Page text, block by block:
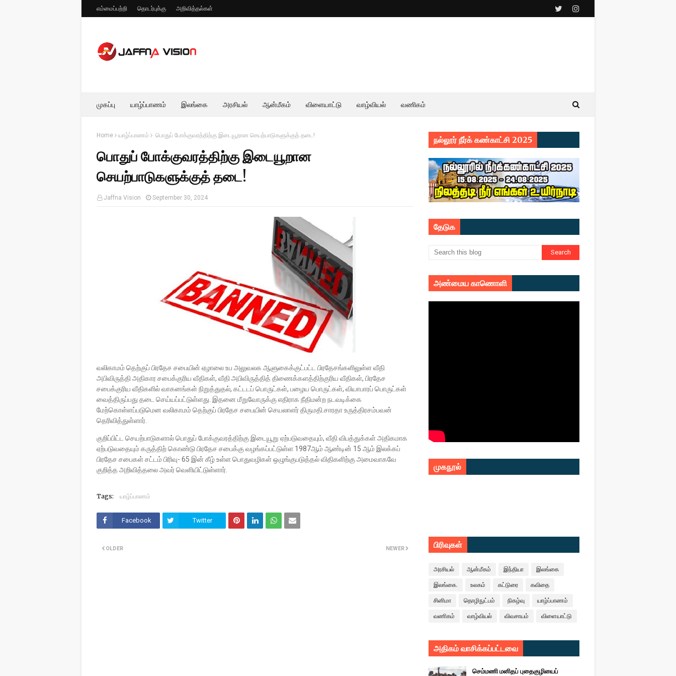
எம்மைப்பற்றி தொடர்புக்கு அறிவித்தல்கள்
முகப்பு யாழ்ப்பாணம் இலங்கை அரசியல் ஆன்மீகம் விளையாட்டு வாழ்வியல் வணிகம்
Home யாழ்ப்பாணம் பொதுப் போக்குவரத்திற்கு இடையூறான செயற்பாடுகளுக்குத் தடை!
பொதுப் போக்குவரத்திற்கு இடையூறான
செயற்பாடுகளுக்குத் தடை!
Jaffna Vision September 30, 2024
வலிகாமம் தெற்குப் பிரதேச சபையின் ஏழாலை உப அலுவலக ஆளுகைக்குட்பட்ட பிரதேசங்களிலுள்ள வீதி
அபிவிருத்தி அதிகார சபைக்குரிய வீதிகள், வீதி அபிவிருத்தித் திணைக்களத்திற்குரிய வீதிகள், பிரதேச
சபைக்குரிய வீதிகளில் வாகனங்கள் நிறுத்துதல், கட்டடப் பொருட்கள், பழைய பொருட்கள், வியாபாரப் பொருட்கள்
வைத்திருப்பது தடை செய்யப்பட்டுள்ளது. இதனை மீறுவோருக்கு எதிராக நீதிமன்ற நடவடிக்கை
மேற்கொள்ளப்படுமென வலிகாமம் தெற்குப் பிரதேச சபையின் செயலாளர் திருமதி.சாரதா உருத்திரசம்பவன்
தெரிவித்துள்ளார்.
குறிப்பிட்ட செயற்பாடுகளால் பொதுப் போக்குவரத்திற்கு இடையூறு ஏற்படுவதையும், வீதி விபத்துக்கள் அதிகமாக
ஏற்படுவதையும் கருத்திற் கொண்டு பிரதேச சபைக்கு வழங்கப்பட்டுள்ள 1987ஆம் ஆண்டின் 15 ஆம் இலக்கப்
பிரதேச சபைகள் சட்டம் பிரிவு- 65 இன் கீழ் உள்ள பொதுவழிகள் ஒழுங்குபடுத்தல் விதிகளிற்கு அமைவாகவே
குறித்த அறிவித்தலை அவர் வெளியிட்டுள்ளார்.
Tags: யாழ்ப்பாணம்
Facebook Twitter
NEWER
OLDER
நல்லூர் நீர்க் கண்காட்சி 2025
தேடுக
அண்மைய காணொளி
முகநூல்
பிரிவுகள்
அரசியல் ஆன்மீகம் இந்தியா இலங்கை
இலங்கை. உலகம் கட்டுரை கவிதை
சினிமா தொழிநுட்பம் நிகழ்வு யாழ்ப்பாணம்
வணிகம் வாழ்வியல் விவசாயம் விளையாட்டு
அதிகம் வாசிக்கப்பட்டவை
செம்மணி மனிதப் புதைகுழியைப்